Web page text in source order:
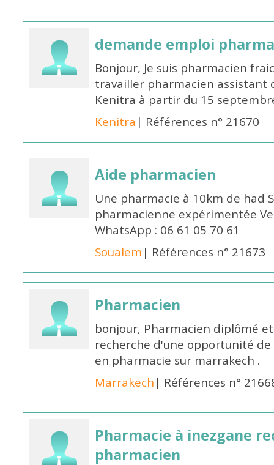
demande emploi
Bonjour, Je suis pharmacien
travailler pharmacien assistant
Kenitra à partir du 15
Kenitra | Références n° 21670
Aide pharmacien
Une pharmacie à 10km de had
pharmacienne expérimentée
WhatsApp : 06 61 05 70 61
Soualem | Références n° 21673
Pharmacien
bonjour, Pharmacien diplômé
recherche d'une opportunité
en pharmacie sur marrakech .
Marrakech | Références n°
Pharmacie à inezgane
pharmacien